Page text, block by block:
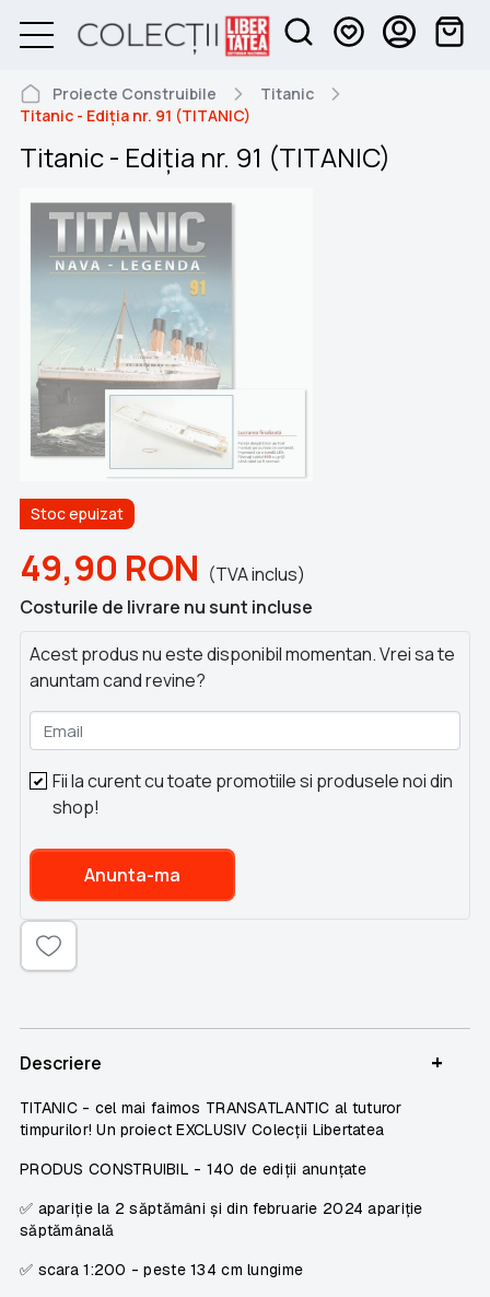
Proiecte Construibile
Titanic
Titanic - Ediția nr. 91 (TITANIC)
Titanic - Ediția nr. 91 (TITANIC)
Stoc epuizat
49,90 RON (TVA inclus)
Costurile de livrare nu sunt incluse
Acest produs nu este disponibil momentan. Vrei sa te
anuntam cand revine?
Email
Fii la curent cu toate promotiile si produsele noi din
shop!
Anunta-ma
Descriere +
TITANIC- cel mai faimos TRANSATLANTIC al tuturor
timpurilor! Un proiectEXCLUSIV Colecții Libertatea
PRODUS CONSTRUIBIL - 140 de ediții anunțate
✅ apariție la 2 săptămâni și dinfebruarie 2024 apariție
săptămânală
✅ scara 1:200 - peste 134 cm lungime